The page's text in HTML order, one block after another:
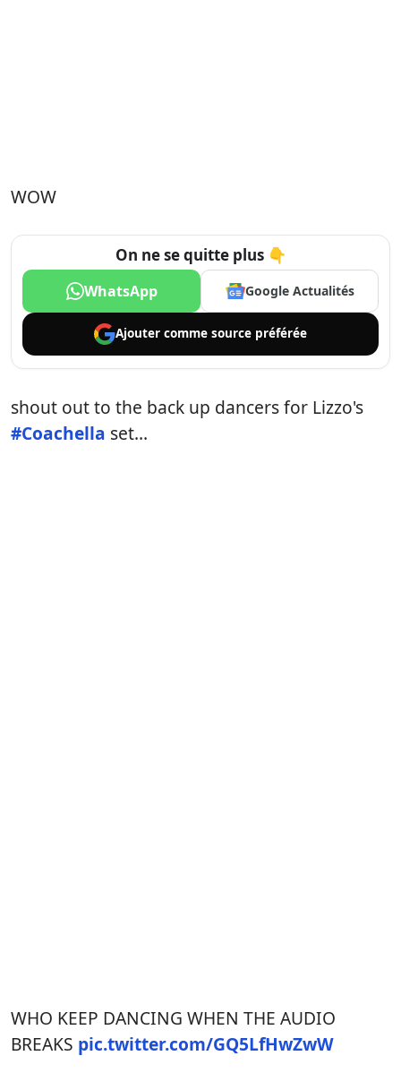
WOW
On ne se quitte plus 👇
WhatsApp Google Actualités
Ajouter comme source préférée
shout out to the back up dancers for Lizzo's
#Coachella set…
WHO KEEP DANCING WHEN THE AUDIO
BREAKS pic.twitter.com/GQ5LfHwZwW